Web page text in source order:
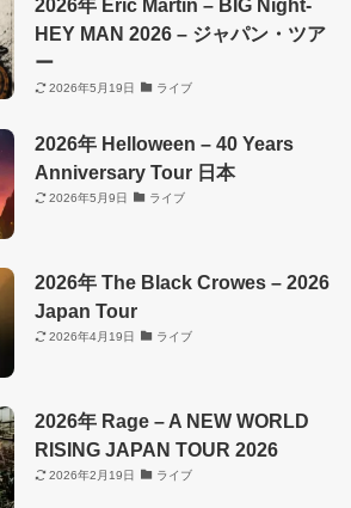
2026年 Eric Martin – BIG Night-
HEY MAN 2026 – ジャパン・ツア
ー
2026年5月19日 ライブ
2026年 Helloween – 40 Years
Anniversary Tour 日本
2026年5月9日 ライブ
2026年 The Black Crowes – 2026
Japan Tour
2026年4月19日 ライブ
2026年 Rage – A NEW WORLD
RISING JAPAN TOUR 2026
2026年2月19日 ライブ